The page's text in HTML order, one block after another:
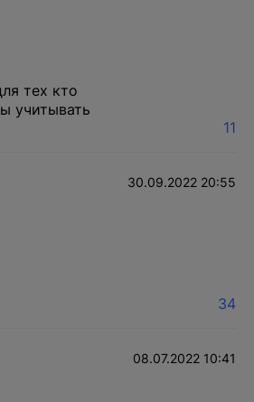
тех кто
учитывать
11
30.09.2022 20:55
34
08.07.2022 10:41